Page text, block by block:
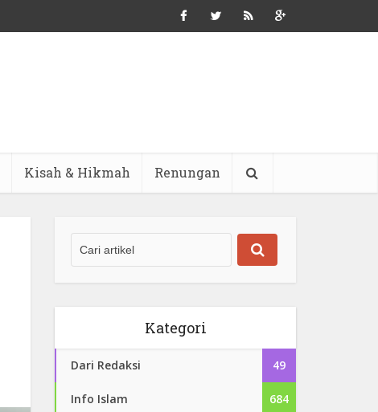
Kisah & Hikmah Renungan
Kategori
Dari Redaksi 49
Info Islam 684